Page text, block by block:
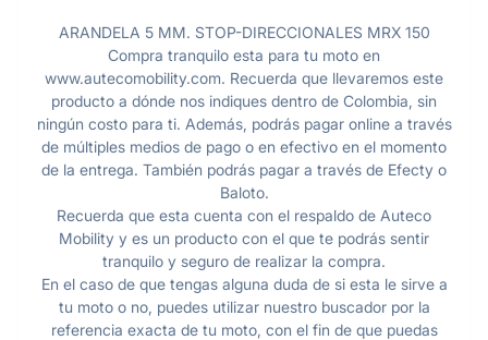
ARANDELA 5 MM. STOP-DIRECCIONALES MRX 150
Compra tranquilo esta para tu moto en
www.autecomobility.com. Recuerda que llevaremos este
producto a dónde nos indiques dentro de Colombia, sin
ningún costo para ti. Además, podrás pagar online a través
de múltiples medios de pago o en efectivo en el momento
de la entrega. También podrás pagar a través de Efecty o
Baloto.
Recuerda que esta cuenta con el respaldo de Auteco
Mobility y es un producto con el que te podrás sentir
tranquilo y seguro de realizar la compra.
En el caso de que tengas alguna duda de si esta le sirve a
tu moto o no, puedes utilizar nuestro buscador por la
referencia exacta de tu moto, con el fin de que puedas